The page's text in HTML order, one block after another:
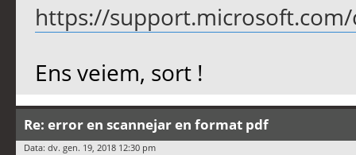
https://support.microsoft.com/
Ens veiem, sort !
Re: error en scannejar en format pdf
Data: dv. gen. 19, 2018 12:30 pm